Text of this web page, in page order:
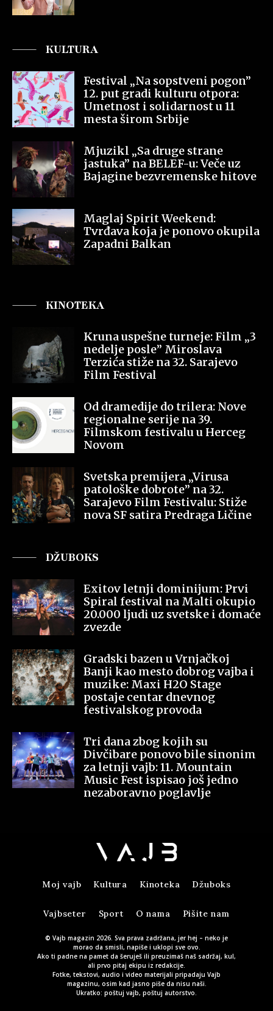
KULTURA
Festival „Na sopstveni pogon”
12. put gradi kulturu otpora:
Umetnost i solidarnost u 11
mesta širom Srbije
Mjuzikl „Sa druge strane
jastuka” na BELEF-u: Veče uz
Bajagine bezvremenske hitove
Maglaj Spirit Weekend:
Tvrđava koja je ponovo okupila
Zapadni Balkan
KINOTEKA
Kruna uspešne turneje: Film „3
nedelje posle” Miroslava
Terzića stiže na 32. Sarajevo
Film Festival
Od dramedije do trilera: Nove
regionalne serije na 39.
Filmskom festivalu u Herceg
Novom
Svetska premijera „Virusa
patološke dobrote” na 32.
Sarajevo Film Festivalu: Stiže
nova SF satira Predraga Ličine
DŽUBOKS
Exitov letnji dominijum: Prvi
Spiral festival na Malti okupio
20.000 ljudi uz svetske i domaće
zvezde
Gradski bazen u Vrnjačkoj
Banji kao mesto dobrog vajba i
muzike: Maxi H2O Stage
postaje centar dnevnog
festivalskog provoda
Tri dana zbog kojih su
Divčibare ponovo bile sinonim
za letnji vajb: 11. Mountain
Music Fest ispisao još jedno
nezaboravno poglavlje
Moj vajb Kultura Kinoteka Džuboks
Vajbseter Sport O nama Pišite nam
© Vajb magazin 2026. Sva prava zadržana, jer hej – neko je
morao da smisli, napiše i uklopi sve ovo.
Ako ti padne na pamet da šeruješ ili preuzimaš naš sadržaj, kul,
ali prvo pitaj ekipu iz redakcije.
Fotke, tekstovi, audio i video materijali pripadaju Vajb
magazinu, osim kad jasno piše da nisu naši.
Ukratko: poštuj vajb, poštuj autorstvo.